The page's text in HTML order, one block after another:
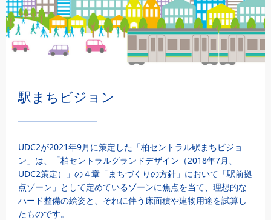
駅まちビジョン
UDC2が2021年9月に策定した「柏セントラル駅まちビジョ
ン」は、「柏セントラルグランドデザイン（2018年7月、
UDC2策定）」の４章「まちづくりの方針」において「駅前拠
点ゾーン」として定めているゾーンに焦点を当て、理想的な
ハード整備の絵姿と、それに伴う床面積や建物用途を試算し
たものです。